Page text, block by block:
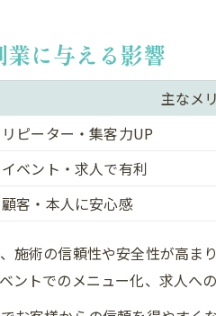
に与える影響
主なメ
リピーター・集客力UP
イベント・求人で有利
顧客・本人に安心感
施術の信頼性や安全性が高ま
ントでのメニュー化、求人へ